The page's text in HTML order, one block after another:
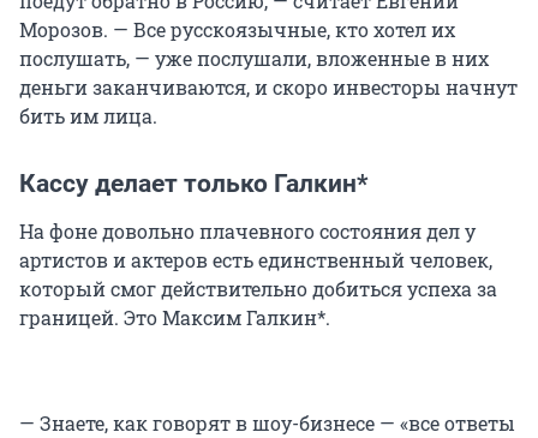
Морозов. — Все русскоязычные, кто хотел их
послушать, — уже послушали, вложенные в них
деньги заканчиваются, и скоро инвесторы начнут
бить им лица.
Кассу делает только Галкин*
На фоне довольно плачевного состояния дел у
артистов и актеров есть единственный человек,
который смог действительно добиться успеха за
границей. Это Максим Галкин*.
— Знаете, как говорят в шоу-бизнесе — «все ответы